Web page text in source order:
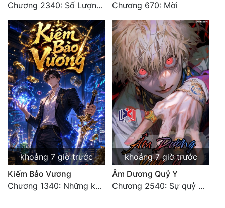
Chương 2340: Số Lượng Bất Túc!
Chương 670: Mời
khoảng 7 giờ trước
Kiếm Bảo Vương
Chương 1340: Những kẻ cướp có cánh
khoảng 7 giờ trước
Âm Dương Quỷ Y
Chương 2540: Sự quỷ dị của Lý Trường Phong